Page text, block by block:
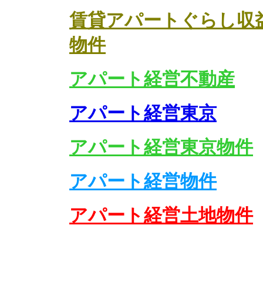
賃貸アパートぐらし収
物件
アパート経営不動産
アパート経営東京
アパート経営東京物件
アパート経営物件
アパート経営土地物件